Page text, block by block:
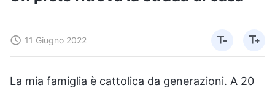
11 Giugno 2022
La mia famiglia è cattolica da generazioni. A 20